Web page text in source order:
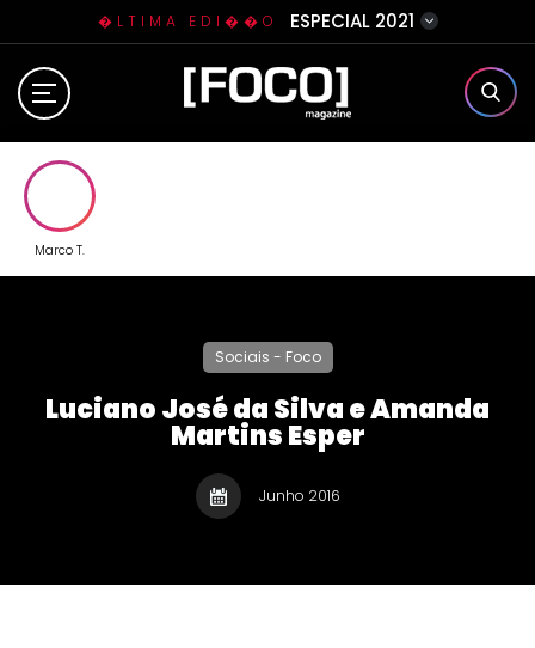
�LTIMA EDI��O ESPECIAL 2021
Home
Contato
Marco T.
Sociais - Foco
Luciano José da Silva e Amanda
Martins Esper
Junho 2016